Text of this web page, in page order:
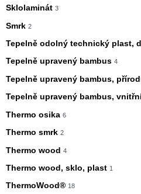
Sklolaminát 3
Smrk 2
Tepelně odolný technický plast,
Tepelně upravený bambus 4
Tepelně upravený bambus,
Tepelně upravený bambus,
Thermo osika 6
Thermo smrk 2
Thermo wood 4
Thermo wood, sklo, plast 1
ThermoWood® 18